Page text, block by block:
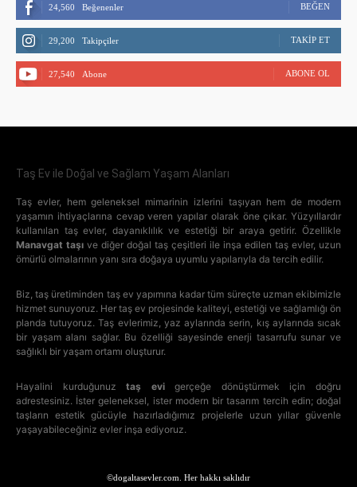
24,560 Beğenenler BEĞEN
29,200 Takipçiler TAKIP ET
27,540 Abone ABONE OL
Taş Ev ile Doğal ve Sağlam Yaşam Alanları
Taş evler, hem geleneksel mimarinin izlerini taşıyan hem de modern
yaşamın ihtiyaçlarına cevap veren yapılar olarak öne çıkar. Yüzyıllardır
kullanılan taş evler, dayanıklılık ve estetiği bir araya getirir. Özellikle
Manavgat taşı ve diğer doğal taş çeşitleri ile inşa edilen taş evler, uzun
ömürlü olmalarının yanı sıra doğaya uyumlu yapılarıyla da tercih edilir.
Biz, taş üretiminden taş ev yapımına kadar tüm süreçte uzman ekibimizle
hizmet sunuyoruz. Her taş ev projesinde kaliteyi, estetiği ve sağlamlığı ön
planda tutuyoruz. Taş evlerimiz, yaz aylarında serin, kış aylarında sıcak
bir yaşam alanı sağlar. Bu özelliği sayesinde enerji tasarrufu sunar ve
sağlıklı bir yaşam ortamı oluşturur.
Hayalini kurduğunuztaş evigerçeğe dönüştürmek için doğru
adrestesiniz. İster geleneksel, ister modern bir tasarım tercih edin; doğal
taşların estetik gücüyle hazırladığımız projelerle uzun yıllar güvenle
yaşayabileceğiniz evler inşa ediyoruz.
©dogaltasevler.com. Her hakkı saklıdır